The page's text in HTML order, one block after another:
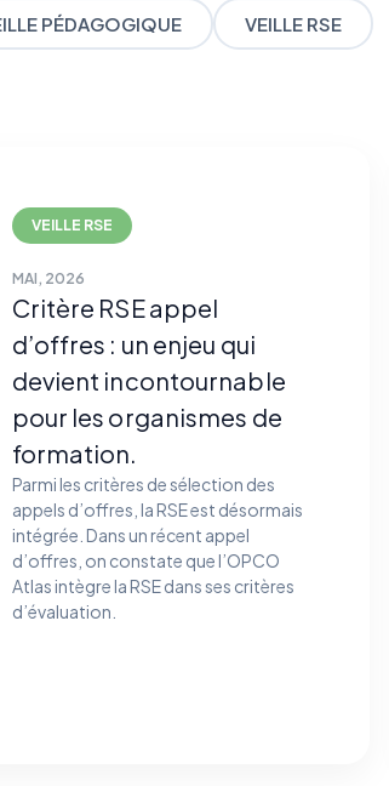
PÉDAGOGIQUE VEILLE RSE
VEILLE RSE
MAI, 2026
Critère RSE appel
d’offres : un enjeu qui
devient incontournable
pour les organismes de
formation.
Parmi les critères de sélection des
appels d’offres, la RSE est désormais
intégrée. Dans un récent appel
d’offres, on constate que l’OPCO
Atlas intègre la RSE dans ses critères
d’évaluation.